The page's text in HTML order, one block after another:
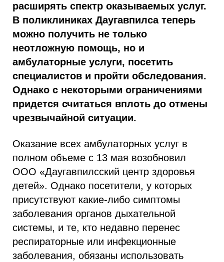
расширять спектр оказываемых услуг.
В поликлиниках Даугавпилса теперь
можно получить не только
неотложную помощь, но и
амбулаторные услуги, посетить
специалистов и пройти обследования.
Однако с некоторыми ограничениями
придется считаться вплоть до отмены
чрезвычайной ситуации.
Оказание всех амбулаторных услуг в
полном объеме с 13 мая возобновил
ООО «Даугавпилсский центр здоровья
детей». Однако посетители, у которых
присутствуют какие-либо симптомы
заболевания органов дыхательной
системы, и те, кто недавно перенес
респираторные или инфекционные
заболевания, обязаны использовать